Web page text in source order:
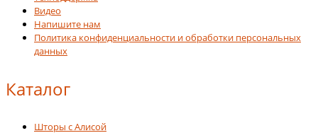
Видео
Напишите нам
Политика конфиденциальности и обработки персональных
данных
Каталог
Шторы с Алисой